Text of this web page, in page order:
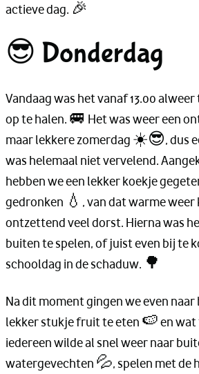
actieve dag. 🎉
😎 Donderdag
Vandaag was het vanaf 13.00
op te halen. 🚐 Het was weer een
maar lekkere zomerdag ☀️😎, dus
was helemaal niet vervelend.
hebben we een lekker koekje
gedronken 💧, van dat warme
ontzettend veel dorst. Hierna was
buiten te spelen, of juist even bij te
schooldag in de schaduw. 🌳
Na dit moment gingen we even naar
lekker stukje fruit te eten 🍉 en wat
iedereen wilde al snel weer naar
watergevechten 💦, spelen met de